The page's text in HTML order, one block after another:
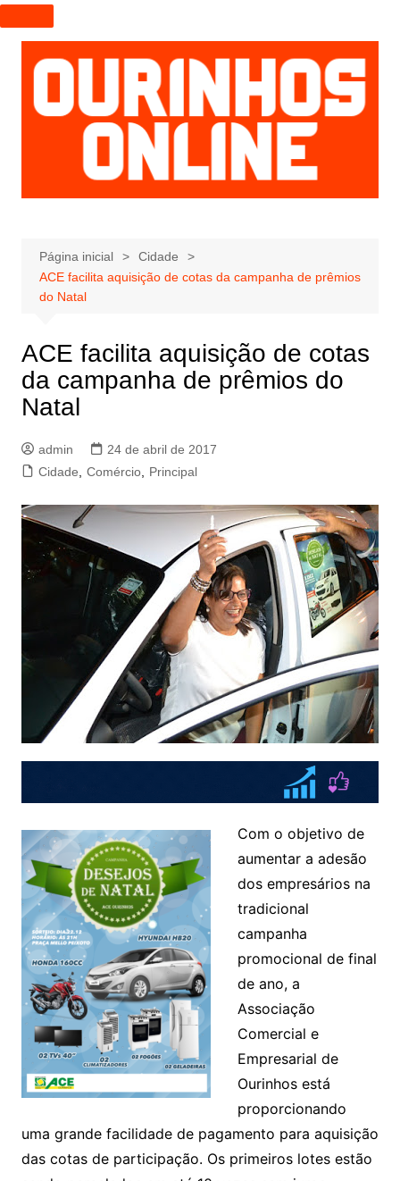
I
r
p
a
r
a
e
ú
d
Página inicial
Cidade
ACE facilita aquisição de cotas da campanha de prêmios
do Natal
ACE facilita aquisição de cotas
da campanha de prêmios do
Natal
admin
24 de abril de 2017
Cidade
Comércio, Principal
Com o objetivo de
aumentar a adesão
dos empresários na
tradicional
campanha
promocional de final
de ano, a
Associação
Comercial e
Empresarial de
Ourinhos está
proporcionando
uma grande facilidade de pagamento para aquisição
das cotas de participação. Os primeiros lotes estão